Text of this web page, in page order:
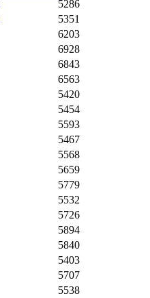
5286
5351
6203
6928
6843
6563
5420
5454
5593
5467
5568
5659
5779
5532
5726
5894
5840
5403
5707
5538